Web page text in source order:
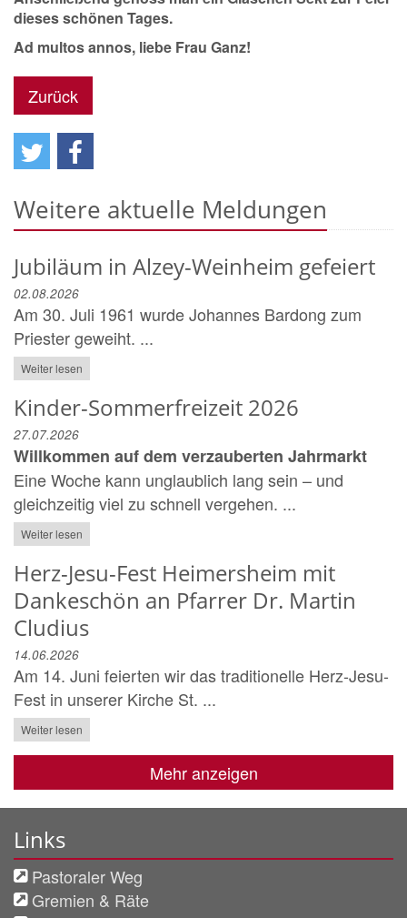
dieses schönen Tages.
Ad multos annos, liebe Frau Ganz!
Zurück
Weitere aktuelle Meldungen
Jubiläum in Alzey-Weinheim gefeiert
02.08.2026
Am 30. Juli 1961 wurde Johannes Bardong zum
Priester geweiht. ...
Weiter lesen
Kinder-Sommerfreizeit 2026
27.07.2026
Willkommen auf dem verzauberten Jahrmarkt
Eine Woche kann unglaublich lang sein – und
gleichzeitig viel zu schnell vergehen. ...
Weiter lesen
Herz-Jesu-Fest Heimersheim mit
Dankeschön an Pfarrer Dr. Martin
Cludius
14.06.2026
Am 14. Juni feierten wir das traditionelle Herz-Jesu-
Fest in unserer Kirche St. ...
Weiter lesen
Mehr anzeigen
Links
Pastoraler Weg
Gremien & Räte